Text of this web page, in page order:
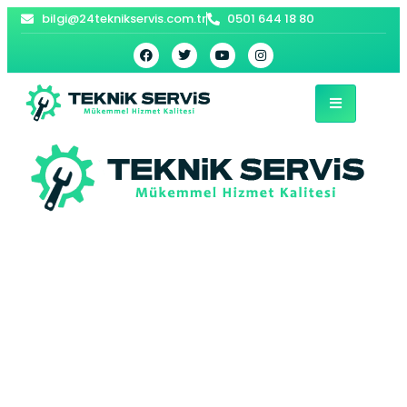
bilgi@24teknikservis.com.tr 0501 644 18 80